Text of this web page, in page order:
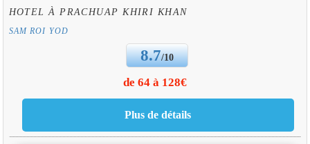
HOTEL À PRACHUAP KHIRI KHAN
SAM ROI YOD
8.7/10
de 64 à 128€